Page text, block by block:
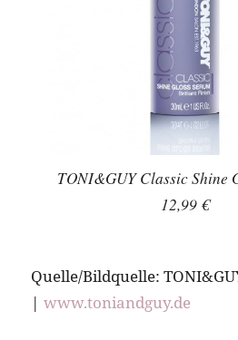
TONI&GUY Classic Shine
12,99 €
Quelle/Bildquelle:
| www.toniandguy.de